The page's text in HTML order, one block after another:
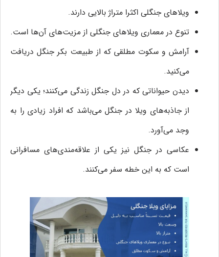
ویلاهای جنگلی اکثرا متراژ بالایی دارند.
تنوع در معماری ویلاهای جنگلی از مزیت‌های آن‌ها است.
آرامش و سکوت مطلقی که از طبیعت بکر جنگل دریافت
می‌کنید.
دیدن حیواناتی که در دل جنگل زندگی می‌کنند؛ یکی دیگر
از جاذبه‌های ویلا در جنگل می‌باشد که افراد زیادی را به
وجد می‌آورد.
عکاسی در جنگل نیز یکی از علاقه‌مندی‌های مسافرانی
است که به این خطه سفر می‌کنند.